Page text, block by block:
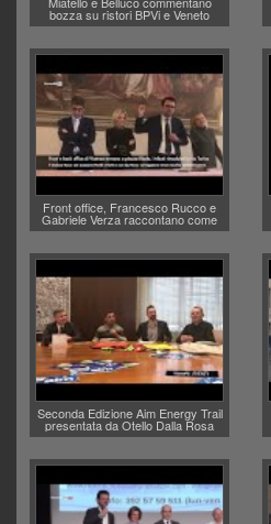
bozza su ristori BPVi e Veneto
Banca
Front office, Francesco Rucco e
Gabriele Verza raccontano come
anagrafe e stato civile entro l'anno
Seconda Edizione Aim Energy Trail
presentata da Otello Dalla Rosa